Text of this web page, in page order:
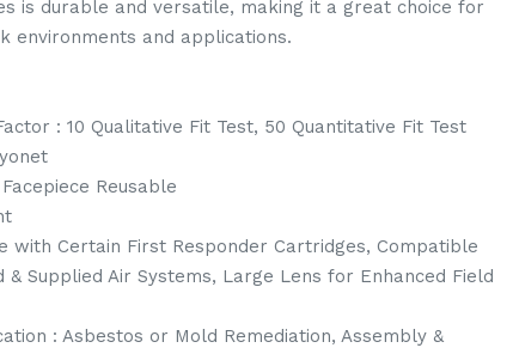
is durable and versatile, making it a great choice for
environments and applications.
: 10 Qualitative Fit Test, 50 Quantitative Fit Test
Reusable
with Certain First Responder Cartridges, Compatible
Supplied Air Systems, Large Lens for Enhanced Field
: Asbestos or Mold Remediation, Assembly &